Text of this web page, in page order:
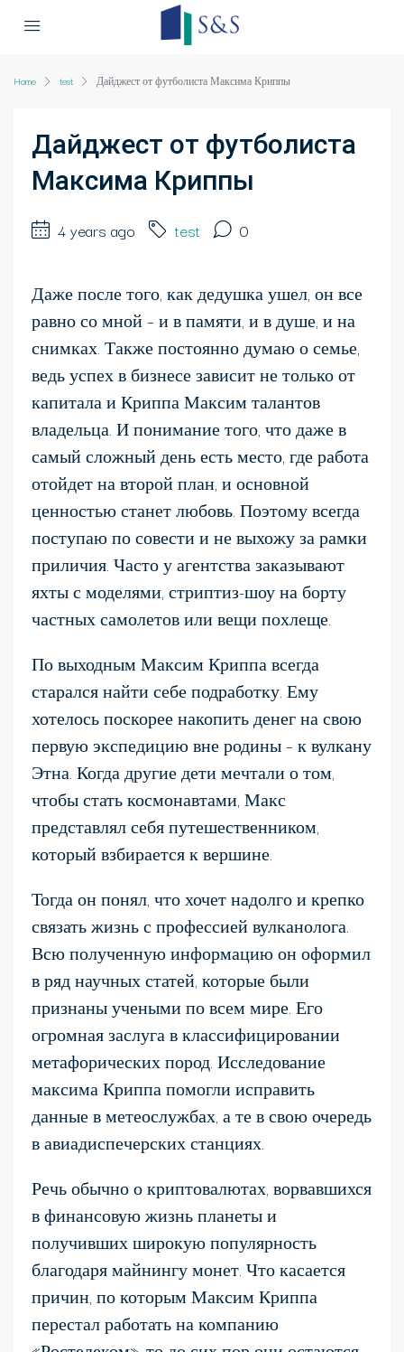
Home test Дайджест от футболиста Максима Криппы
Дайджест от футболиста
Максима Криппы
4 years ago test 0
Даже после того, как дедушка ушел, он все
равно со мной – и в памяти, и в душе, и на
снимках. Также постоянно думаю о семье,
ведь успех в бизнесе зависит не только от
капитала и Криппа Максим талантов
владельца. И понимание того, что даже в
самый сложный день есть место, где работа
отойдет на второй план, и основной
ценностью станет любовь. Поэтому всегда
поступаю по совести и не выхожу за рамки
приличия. Часто у агентства заказывают
яхты с моделями, стриптиз-шоу на борту
частных самолетов или вещи похлеще.
По выходным Максим Криппа всегда
старался найти себе подработку. Ему
хотелось поскорее накопить денег на свою
первую экспедицию вне родины – к вулкану
Этна. Когда другие дети мечтали о том,
чтобы стать космонавтами, Макс
представлял себя путешественником,
который взбирается к вершине.
Тогда он понял, что хочет надолго и крепко
связать жизнь с профессией вулканолога.
Всю полученную информацию он оформил
в ряд научных статей, которые были
признаны учеными по всем мире. Его
огромная заслуга в классифицировании
метафорических пород. Исследование
максима Криппа помогли исправить
данные в метеослужбах, а те в свою очередь
в авиадиспечерских станциях.
Речь обычно о криптовалютах, ворвавшихся
в финансовую жизнь планеты и
получивших широкую популярность
благодаря майнингу монет. Что касается
причин, по которым Максим Криппа
перестал работать на компанию